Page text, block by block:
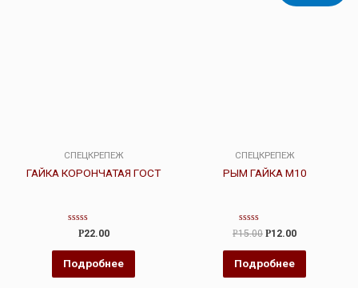
СПЕЦКРЕПЕЖ
ГАЙКА КОРОНЧАТАЯ ГОСТ
Оценка
из
5
Р22.00
Подробнее
СПЕЦКРЕПЕЖ
РЫМ ГАЙКА М10
Оценка
0
из
5
Р15.00 Р12.00
Подробнее